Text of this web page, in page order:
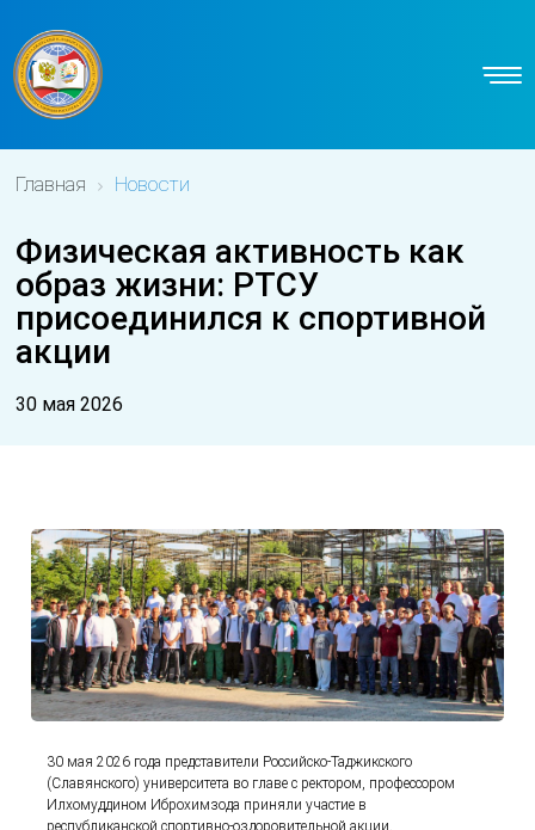
Главная Новости
Физическая активность как
образ жизни: РТСУ
присоединился к спортивной
акции
30 мая 2026
30 мая 2026 года представители Российско-Таджикского
(Славянского) университета во главе с ректором, профессором
Илхомуддином Иброхимзода приняли участие в
республиканской спортивно-оздоровительной акции,